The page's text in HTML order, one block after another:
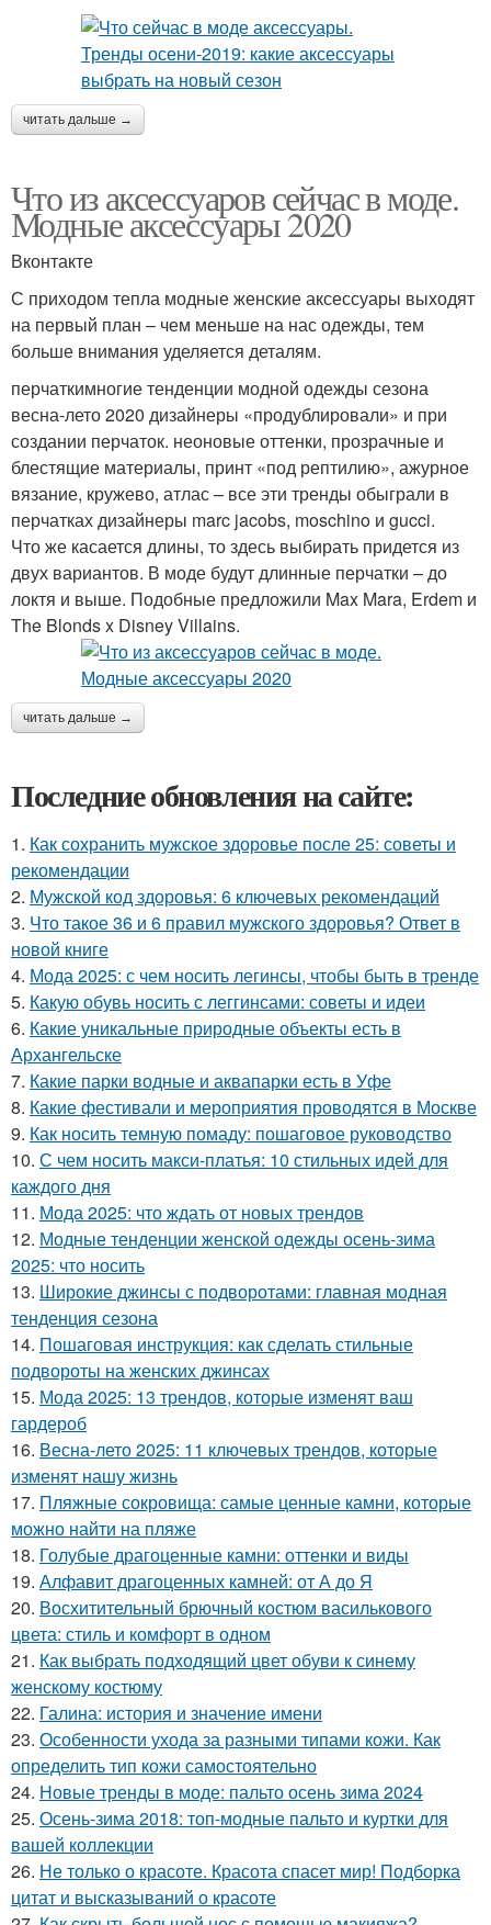
читать дальше →
Что из аксессуаров сейчас в моде.
Модные аксессуары 2020
Вконтакте
С приходом тепла модные женские аксессуары выходят
на первый план – чем меньше на нас одежды, тем
больше внимания уделяется деталям.
перчаткимногие тенденции модной одежды сезона
весна-лето 2020 дизайнеры «продублировали» и при
создании перчаток. неоновые оттенки, прозрачные и
блестящие материалы, принт «под рептилию», ажурное
вязание, кружево, атлас – все эти тренды обыграли в
перчатках дизайнеры marc jacobs, moschino и gucci.
Что же касается длины, то здесь выбирать придется из
двух вариантов. В моде будут длинные перчатки – до
локтя и выше. Подобные предложили Max Mara, Erdem и
The Blonds x Disney Villains.
читать дальше →
Последние обновления на сайте:
1. Как сохранить мужское здоровье после 25: советы и
рекомендации
2. Мужской код здоровья: 6 ключевых рекомендаций
3. Что такое 36 и 6 правил мужского здоровья? Ответ в
новой книге
4. Мода 2025: с чем носить легинсы, чтобы быть в тренде
5. Какую обувь носить с леггинсами: советы и идеи
6. Какие уникальные природные объекты есть в
Архангельске
7. Какие парки водные и аквапарки есть в Уфе
8. Какие фестивали и мероприятия проводятся в Москве
9. Как носить темную помаду: пошаговое руководство
10. С чем носить макси-платья: 10 стильных идей для
каждого дня
11. Мода 2025: что ждать от новых трендов
12. Модные тенденции женской одежды осень-зима
2025: что носить
13. Широкие джинсы с подворотами: главная модная
тенденция сезона
14. Пошаговая инструкция: как сделать стильные
подвороты на женских джинсах
15. Мода 2025: 13 трендов, которые изменят ваш
гардероб
16. Весна-лето 2025: 11 ключевых трендов, которые
изменят нашу жизнь
17. Пляжные сокровища: самые ценные камни, которые
можно найти на пляже
18. Голубые драгоценные камни: оттенки и виды
19. Алфавит драгоценных камней: от А до Я
20. Восхитительный брючный костюм василькового
цвета: стиль и комфорт в одном
21. Как выбрать подходящий цвет обуви к синему
женскому костюму
22. Галина: история и значение имени
23. Особенности ухода за разными типами кожи. Как
определить тип кожи самостоятельно
24. Новые тренды в моде: пальто осень зима 2024
25. Осень-зима 2018: топ-модные пальто и куртки для
вашей коллекции
26. Не только о красоте. Красота спасет мир! Подборка
цитат и высказываний о красоте